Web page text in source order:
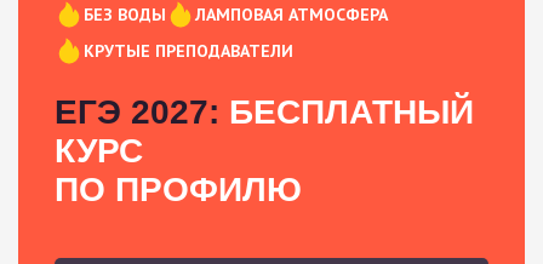
БЕЗ ВОДЫ
ЛАМПОВАЯ АТМОСФЕРА
КРУТЫЕ ПРЕПОДАВАТЕЛИ
ЕГЭ 2027: БЕСПЛАТНЫЙ
КУРС
ПО ПРОФИЛЮ